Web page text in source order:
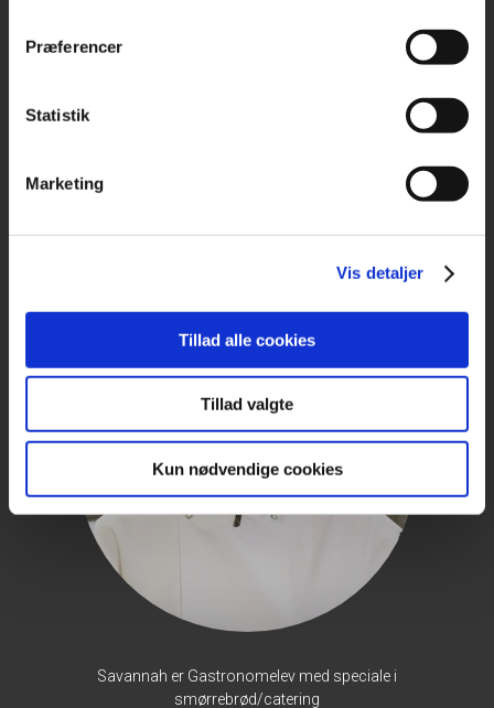
Præferencer
Statistik
Marketing
Vis detaljer
Tillad alle cookies
Tillad valgte
Kun nødvendige cookies
Savannah er Gastronomelev med speciale i
smørrebrød/catering